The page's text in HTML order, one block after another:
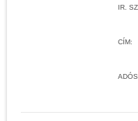
IR.
CÍM: